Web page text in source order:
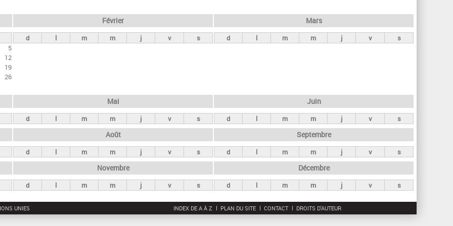
r
c
5
12
19
26
Février
d l m m j v s
Mars
d l m m j v s
Mai
d l m m j v s
Juin
d l m m j v s
Août
d l m m j v s
Septembre
d l m m j v s
Novembre
d l m m j v s
Décembre
d l m m j v s
UNIES INDEX DE A À Z PLAN DU SITE CONTACT DROITS D'AUTEUR